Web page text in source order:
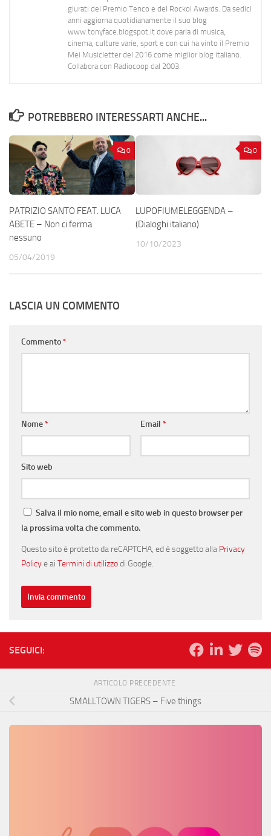
giurati del Premio Tenco e del Rockol Awards. Da sedici
anni aggiorna quotidianamente il suo blog
www.tonyface.blogspot.it dove parla di musica,
cinema, culture varie, sport e con cui ha vinto il Premio
Mei Musicletter del 2016 come miglior blog italiano.
Collabora con Radiocoop dal 2003.
POTREBBERO INTERESSARTI ANCHE...
0
PATRIZIO SANTO FEAT. LUCA
ABETE – Non ci ferma
nessuno
05/04/2019
0
LUPOFIUMELEGGENDA –
(Dialoghi italiano)
10/10/2023
LASCIA UN COMMENTO
Commento*
Nome* Email *
Sito web
Salva il mio nome, email e sito web in questo browser per
la prossima volta che commento.
Questo sito è protetto da reCAPTCHA, ed è soggetto alla Privacy
Policye ai Termini di utilizzodi Google.
SEGUICI:
ARTICOLO PRECEDENTE
SMALLTOWN TIGERS – Five things